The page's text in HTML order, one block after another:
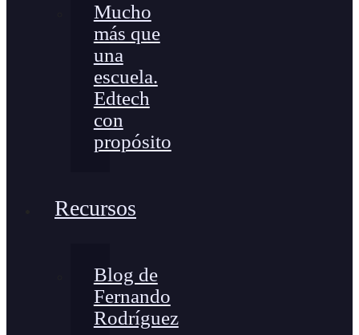
Mucho
más que
una
escuela.
Edtech
con
propósito
Recursos
Blog de
Fernando
Rodríguez